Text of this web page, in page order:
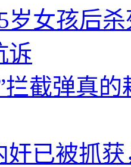
岁女孩后
诉
拦截弹真
奸已被抓